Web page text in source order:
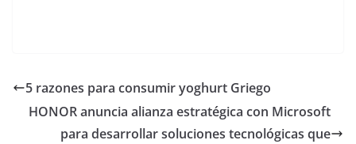
5 razones para consumir yoghurt Griego
HONOR anuncia alianza estratégica con Microsoft
para desarrollar soluciones tecnológicas que